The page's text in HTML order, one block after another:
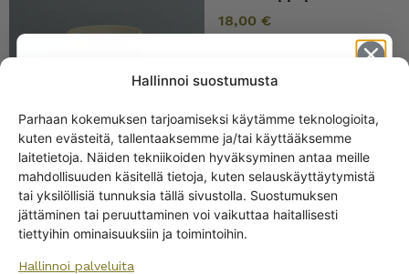
Hallinnoi suostumusta
Parhaan kokemuksen tarjoamiseksi käytämme teknologioita,
kuten evästeitä, tallentaaksemme ja/tai käyttääksemme
laitetietoja. Näiden tekniikoiden hyväksyminen antaa meille
mahdollisuuden käsitellä tietoja, kuten selauskäyttäytymistä
tai yksilöllisiä tunnuksia tällä sivustolla. Suostumuksen
jättäminen tai peruuttaminen voi vaikuttaa haitallisesti
tiettyihin ominaisuuksiin ja toimintoihin.
Hallinnoi palveluita
18,00 €
Arabia Esmeralda
kahvikuppi lila
Get -5%
off?
Yes! I want the discount